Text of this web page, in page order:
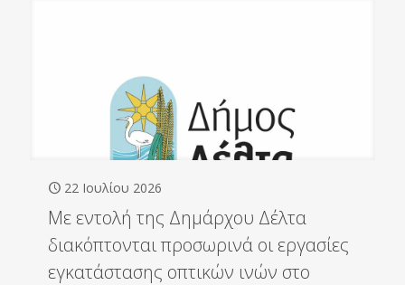
22 Ιουλίου 2026
Με εντολή της Δημάρχου Δέλτα
διακόπτονται προσωρινά οι εργασίες
εγκατάστασης οπτικών ινών στο